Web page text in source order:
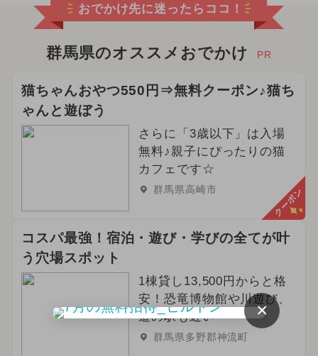
おでかけ先に迷ったらココ！
群馬県のオススメおでかけ PR
猫ちゃんおやつ550円⇒無料クーポン♪猫ち
ゃんと遊ぼう
さらに「3歳以下」は入場
無料♪親子にぴったりの猫
カフェです☆
群馬県高崎市 クーポン
コスパ最強！宿泊・遊び・学びの全てが叶
う穴場スポット
1棟貸し13,500円からと格
安！恐竜博物館や川遊び、
道の駅も近い
群馬県多野郡神流町
×